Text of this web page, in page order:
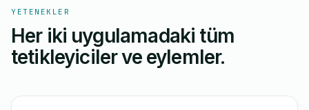
YETENEKLER
Her iki uygulamadaki tüm
tetikleyiciler ve eylemler.